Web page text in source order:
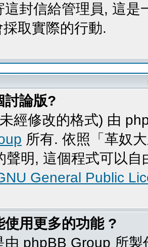
這封信給管理員, 這
取實際的行動.
討論版?
經修改的格式) 由
所有. 依照「革奴
聲明, 這個程式可以
General Public
使用更多的功能 ?
由 phpBB Group 所